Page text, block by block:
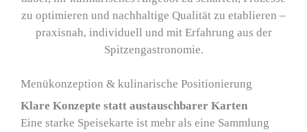
zu optimieren und nachhaltige Qualität zu etablieren –
praxisnah, individuell und mit Erfahrung aus der
Spitzengastronomie.
Menükonzeption & kulinarische Positionierung
Klare Konzepte statt austauschbarer Karten
Eine starke Speisekarte ist mehr als eine Sammlung